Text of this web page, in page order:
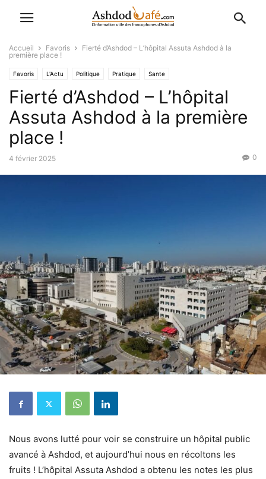
Accueil Favoris
Fierté d’Ashdod – L’hôpital Assuta Ashdod à la
première place !
Favoris L'Actu Politique Pratique Sante
Fierté d’Ashdod – L’hôpital
Assuta Ashdod à la première
place !
4 février 2025 0
Nous avons lutté pour voir se construire un hôpital public
avancé à Ashdod, et aujourd’hui nous en récoltons les
fruits ! L’hôpital Assuta Ashdod a obtenu les notes les plus